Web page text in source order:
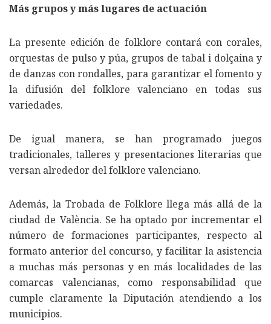
Más grupos y más lugares de actuación
La presente edición de folklore contará con corales,
orquestas de pulso y púa, grupos de tabal i dolçaina y
de danzas con rondalles, para garantizar el fomento y
la difusión del folklore valenciano en todas sus
variedades.
De igual manera, se han programado juegos
tradicionales, talleres y presentaciones literarias que
versan alrededor del folklore valenciano.
Además, la Trobada de Folklore llega más allá de la
ciudad de València. Se ha optado por incrementar el
número de formaciones participantes, respecto al
formato anterior del concurso, y facilitar la asistencia
a muchas más personas y en más localidades de las
comarcas valencianas, como responsabilidad que
cumple claramente la Diputación atendiendo a los
municipios.